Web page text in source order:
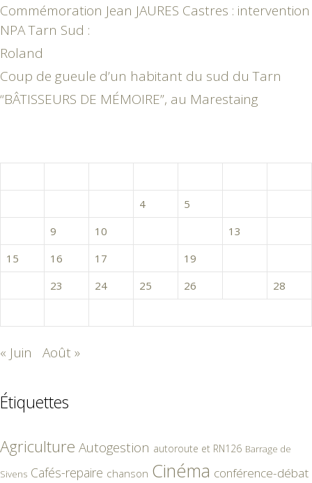
Commémoration Jean JAURES Castres : intervention
NPA Tarn Sud :
Roland
Coup de gueule d’un habitant du sud du Tarn
“BÂTISSEURS DE MÉMOIRE”, au Marestaing
4 5
9 10 13
15
16 17 19
23 24 25 26
28
« Juin Août »
Étiquettes
Agriculture Autogestion autoroute et RN126 Barrage de
Sivens Cafés-repaire chanson Cinéma conférence-débat